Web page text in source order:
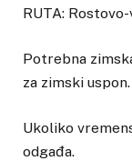
RUTA:
Potrebna
za zimski uspon.
Ukoliko
odgađa.